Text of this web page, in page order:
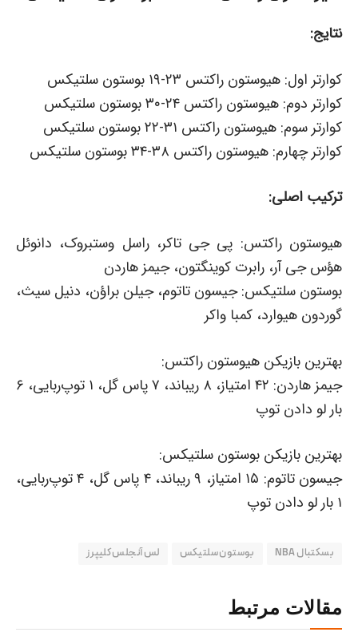
نتایج:
کوارتر اول: هیوستون راکتس ۲۳-۱۹ بوستون سلتیکس
کوارتر دوم: هیوستون راکتس ۲۴-۳۰ بوستون سلتیکس
کوارتر سوم: هیوستون راکتس ۳۱-۲۲ بوستون سلتیکس
کوارتر چهارم: هیوستون راکتس ۳۸-۳۴ بوستون سلتیکس
ترکیب اصلی:
هیوستون راکتس: پی جی تاکر، راسل وستبروک، دانوئل
هؤس جی آر، رابرت کوینگتون، جیمز هاردن
بوستون سلتیکس: جیسون تاتوم، جیلن براؤن، دنیل سیث،
گوردون هیوارد، کمبا واکر
بهترین بازیکن هیوستون راکتس:
جیمز هاردن: ۴۲ امتیاز، ۸ ریباند، ۷ پاس گل، ۱ توپ‌ربایی، ۶
بار لو دادن توپ
بهترین بازیکن بوستون سلتیکس:
جیسون تاتوم: ۱۵ امتیاز، ۹ ریباند، ۴ پاس گل، ۴ توپ‌ربایی،
۱ بار لو دادن توپ
بسکتبال NBA بوستون سلتیکس لس آنجلس کلیپرز
مقالات مرتبط